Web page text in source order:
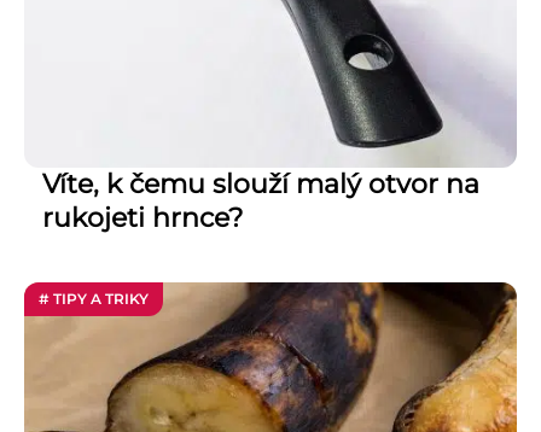
Víte, k čemu slouží malý otvor na
rukojeti hrnce?
# TIPY A TRIKY